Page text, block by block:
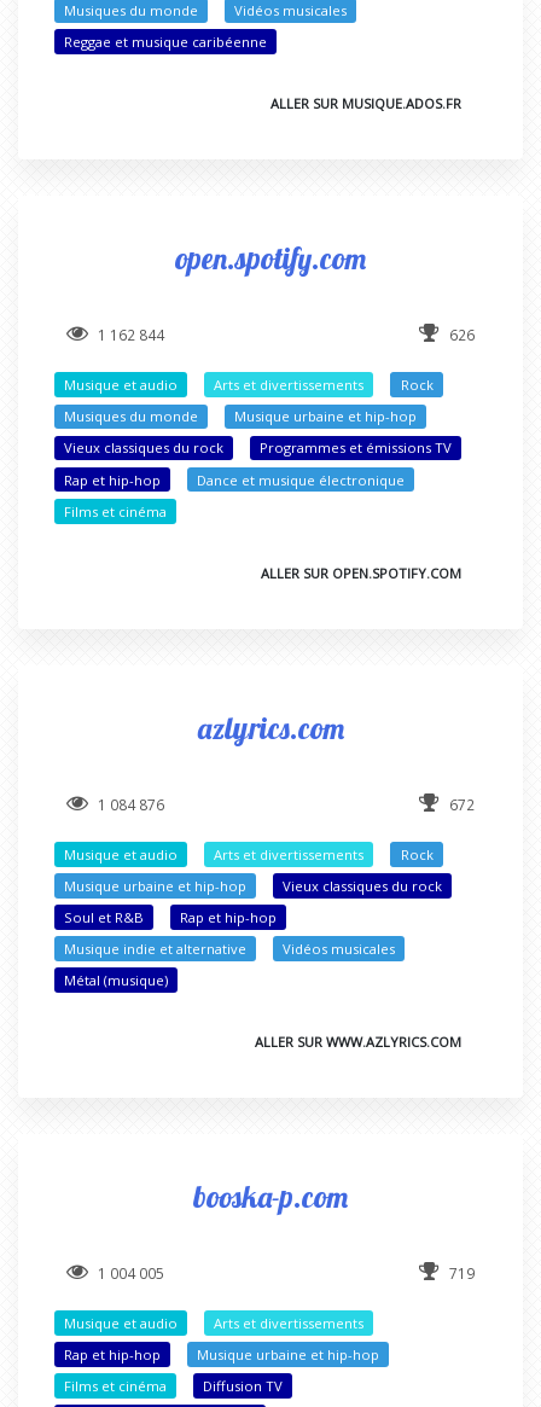
Musiques du monde
Vidéos musicales
Reggae et musique caribéenne
ALLER SUR MUSIQUE.ADOS.FR
open.spotify.com
1 162 844 626
Musique et audio Arts et divertissements
Rock
Musiques du monde
Musique urbaine et hip-hop
Vieux classiques du rock
Programmes et émissions TV
Rap et hip-hop
Dance et musique électronique
Films et cinéma
ALLER SUR OPEN.SPOTIFY.COM
azlyrics.com
1 084 876 672
Musique et audio Arts et divertissements
Rock
Musique urbaine et hip-hop
Vieux classiques du rock
Soul et R&B
Rap et hip-hop
Musique indie et alternative
Vidéos musicales
Métal (musique)
ALLER SUR WWW.AZLYRICS.COM
booska-p.com
1 004 005 719
Musique et audio
Arts et divertissements
Rap et hip-hop
Musique urbaine et hip-hop
Films et cinéma
Diffusion TV